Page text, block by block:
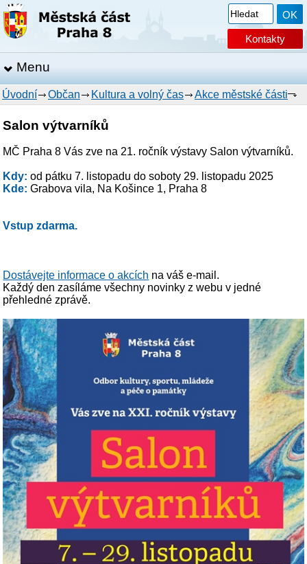
Kontakty
Menu
Úvodní Občan Kultura a volný čas Akce městské části
Salon výtvarníků
MČ Praha 8 Vás zve na 21. ročník výstavy Salon výtvarníků.
Kdy: od pátku 7. listopadu do soboty 29. listopadu 2025
Kde:Grabova vila, Na Košince 1, Praha 8
Vstup zdarma.
Dostávejte informace o akcích na váš e-mail.
Každý den zasíláme všechny novinky z webu v jedné
přehledné zprávě.